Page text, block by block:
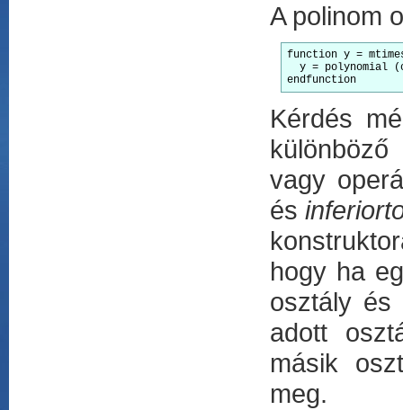
A polinom
function y =
y = polynomial
endfunction
Kérdés
vagy
és
hogy ha
osztály
adott
másik
meg.